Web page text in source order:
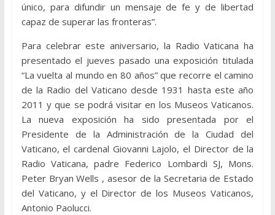
único, para difundir un mensaje de fe y de libertad
capaz de superar las fronteras”.
Para celebrar este aniversario, la Radio Vaticana ha
presentado el jueves pasado una exposición titulada
“La vuelta al mundo en 80 años” que recorre el camino
de la Radio del Vaticano desde 1931 hasta este año
2011 y que se podrá visitar en los Museos Vaticanos.
La nueva exposición ha sido presentada por el
Presidente de la Administración de la Ciudad del
Vaticano, el cardenal Giovanni Lajolo, el Director de la
Radio Vaticana, padre Federico Lombardi SJ, Mons.
Peter Bryan Wells , asesor de la Secretaria de Estado
del Vaticano, y el Director de los Museos Vaticanos,
Antonio Paolucci.